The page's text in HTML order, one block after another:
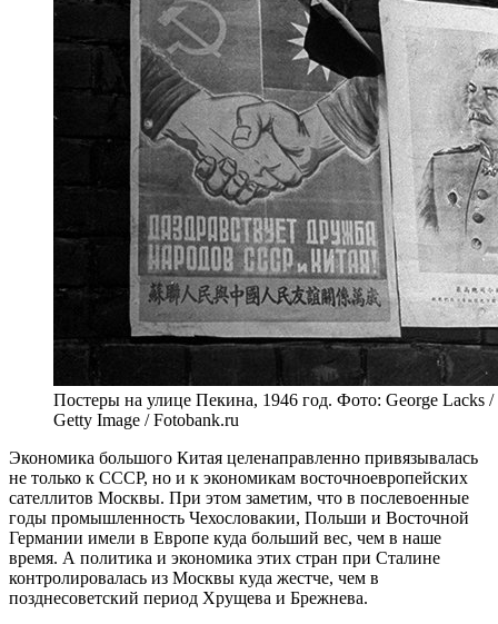
Постеры на улице Пекина, 1946 год. Фото: George Lacks
Getty Image / Fotobank.ru
Экономика большого Китая целенаправленно привязывалась
не только к СССР, но и к экономикам восточноевропейских
сателлитов Москвы. При этом заметим, что в послевоенные
годы промышленность Чехословакии, Польши и Восточной
Германии имели в Европе куда больший вес, чем в наше
время. А политика и экономика этих стран при Сталине
контролировалась из Москвы куда жестче, чем в
позднесоветский период Хрущева и Брежнева.